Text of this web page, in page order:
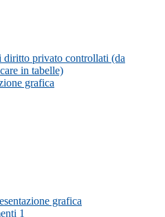
diritto privato controllati (da
in tabelle)
grafica
grafica
1